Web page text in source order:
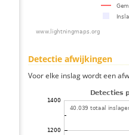
Detectie afwijkingen
Voor elke inslag wordt een